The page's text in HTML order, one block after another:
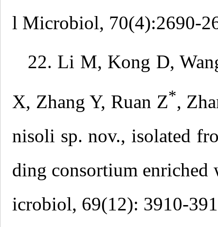
l Microbiol, 70(4):2690-
22. Li M, Kong D,
X, Zhang Y, Ruan Z*,
nisoli sp. nov., isolated
ding consortium
icrobiol, 69(12): 3910-